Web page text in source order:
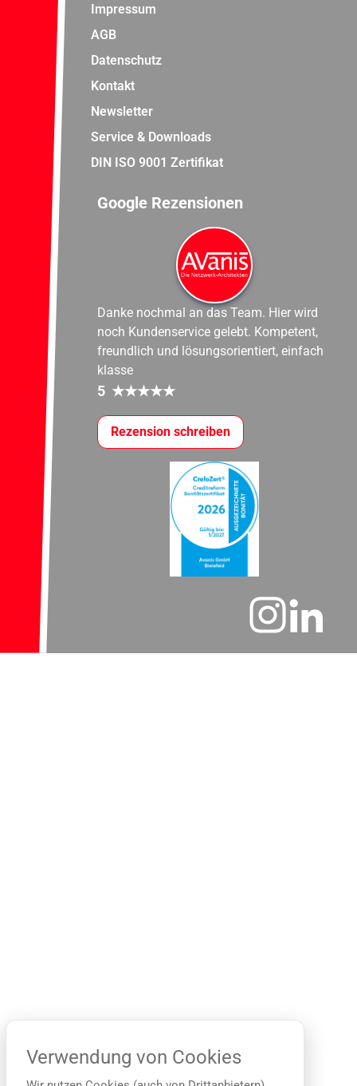
Impressum
AGB
Datenschutz
Kontakt
Newsletter
Service & Downloads
DIN ISO 9001 Zertifikat
Google Rezensionen
Danke nochmal an das Team. Hier wird
noch Kundenservice gelebt. Kompetent,
freundlich und lösungsorientiert, einfach
klasse
5 ★★★★★
Rezension schreiben
Verwendung von Cookies